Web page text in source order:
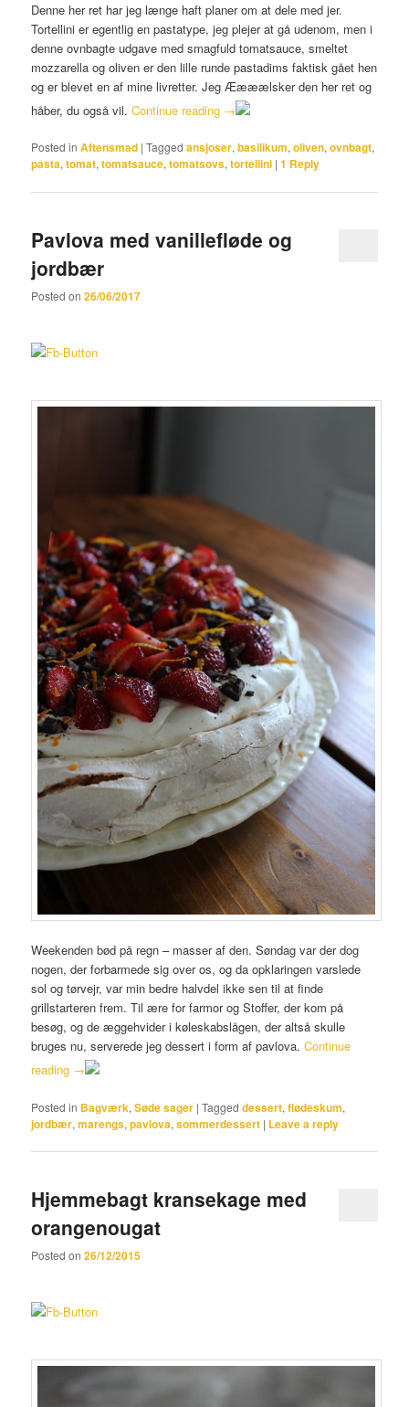
Denne her ret har jeg længe haft planer om at dele med jer.
Tortellini er egentlig en pastatype, jeg plejer at gå udenom, men i
denne ovnbagte udgave med smagfuld tomatsauce, smeltet
mozzarella og oliven er den lille runde pastadims faktisk gået hen
og er blevet en af mine livretter. Jeg Æææælsker den her ret og
håber, du også vil.Continue reading →
Posted in Aftensmad |Tagged ansjoser,basilikum,oliven,ovnbagt,
pasta,tomat,tomatsauce,tomatsovs,tortellini |1 Reply
Pavlova med vanillefløde og
jordbær
Posted on26/06/2017
Weekenden bød på regn – masser af den. Søndag var der dog
nogen, der forbarmede sig over os, og da opklaringen varslede
sol og tørvejr, var min bedre halvdel ikke sen til at finde
grillstarteren frem. Til ære for farmor og Stoffer, der kom på
besøg, og de æggehvider i køleskabslågen, der altså skulle
bruges nu, serverede jeg dessert i form af pavlova.Continue
reading →
Posted in Bagværk,Søde sager |Tagged dessert,flødeskum,
jordbær,marengs,pavlova,sommerdessert | Leave a reply
Hjemmebagt kransekage med
orangenougat
Posted on26/12/2015